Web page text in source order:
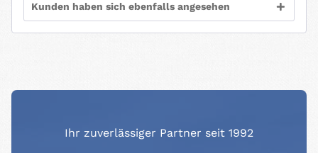
Kunden haben sich ebenfalls angesehen
Ihr zuverlässiger Partner seit 1992